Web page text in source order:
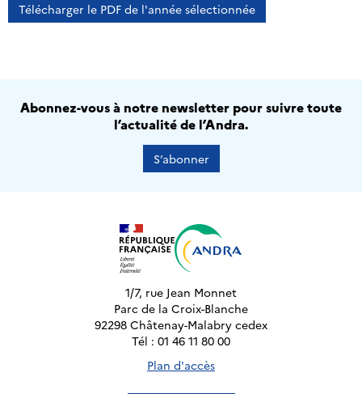
Télécharger le PDF de l'année sélectionnée
Abonnez-vous à notre newsletter pour suivre toute
l’actualité de l’Andra.
S’abonner
1/7, rue Jean Monnet
Parc de la Croix-Blanche
92298 Châtenay-Malabry cedex
Tél : 01 46 11 80 00
Plan d'accès